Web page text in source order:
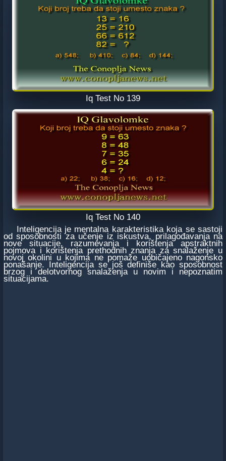
Iq Test No 139
Iq Test No 140
Inteligencija je mentalna karakteristika koja se sastoji
od sposobnosti za učenje iz iskustva, prilagođavanja na
nove situacije, razumevanja i korištenja apstraktnih
pojmova i korištenja prethodnih znanja za snalaženje u
novoj okolini u kojima ne pomaže uobičajeno nagonsko
ponašanje. Inteligencija se još definiše kao sposobnost
brzog i delotvornog snalaženja u novim i nepoznatim
situacijama.